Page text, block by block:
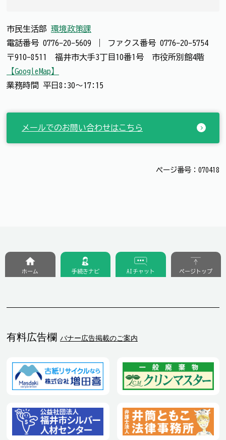
市民生活部 環境政策課
電話番号 0776-20-5609 ファクス番号 0776-20-5754
〒910-8511 福井市大手3丁目10番1号 市役所別館4階
【GoogleMap】
業務時間 平日8:30～17:15
メールでのお問い合わせはこちら
ページ番号：070418
有料広告欄 バナー広告掲載のご案内
ホーム 手続きナビ AIチャット ページトップ